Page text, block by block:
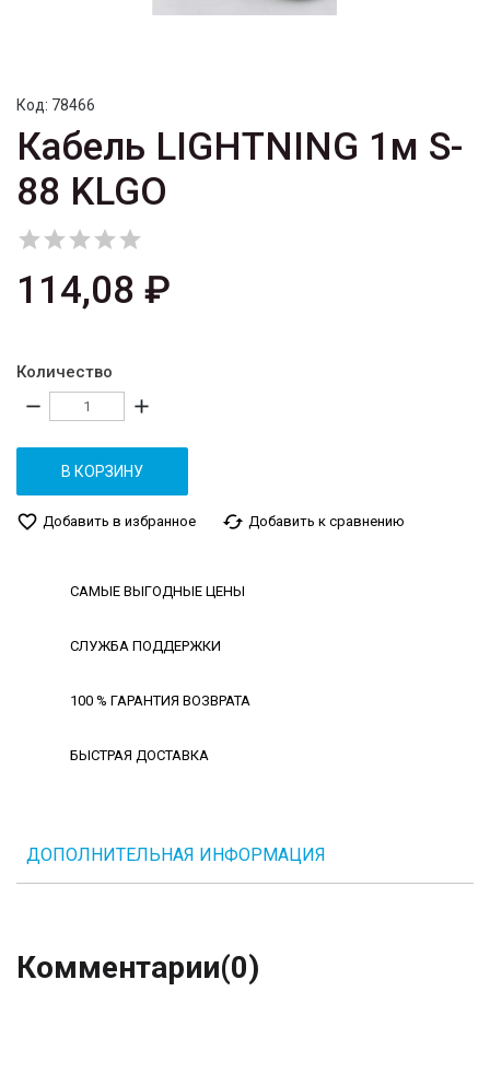
Код: 78466
Кабель LIGHTNING 1м S-
88 KLGO

114,08 ₽
Количество
remove add
В КОРЗИНУ
favorite_border Добавить в избранное cached Добавить к сравнению
САМЫЕ ВЫГОДНЫЕ ЦЕНЫ
СЛУЖБА ПОДДЕРЖКИ
100 % ГАРАНТИЯ ВОЗВРАТА
БЫСТРАЯ ДОСТАВКА
ДОПОЛНИТЕЛЬНАЯ ИНФОРМАЦИЯ
Комментарии(0)